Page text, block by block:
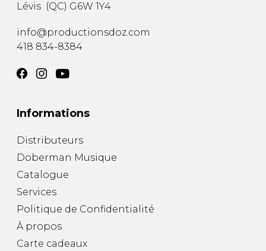
Lévis (QC) G6W 1Y4
info@productionsdoz.com
418 834-8384
Informations
Distributeurs
Doberman Musique
Catalogue
Services
Politique de Confidentialité
À propos
Carte cadeaux